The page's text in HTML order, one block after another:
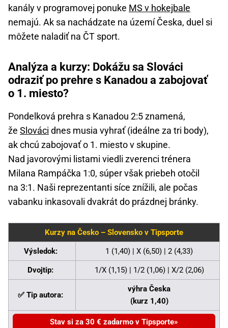
kanály v programovej ponuke MS v hokejbale
nemajú. Ak sa nachádzate na území Česka, duel si
môžete naladiť na ČT sport.
Analýza a kurzy: Dokážu sa Slováci
odraziť po prehre s Kanadou a zabojovať
o 1. miesto?
Pondelková prehra s Kanadou 2:5 znamená,
že Slováci dnes musia vyhrať (ideálne za tri body),
ak chcú zabojovať o 1. miesto v skupine.
Nad javorovými listami viedli zverenci trénera
Milana Rampáčka 1:0, súper však priebeh otočil
na 3:1. Naši reprezentanti síce znížili, ale počas
vabanku inkasovali dvakrát do prázdnej bránky.
Kurzy na Česko – Slovensko v Tipsporte
Výsledok: 1 (1,40) | X (6,50) | 2 (4,33)
Dvojtip: 1/X (1,15) | 1/2 (1,06) | X/2 (2,06)
✅ Tip autora:
výhra Česka
(kurz 1,40)
Stav si za 30 € zadarmo v Tipsporte